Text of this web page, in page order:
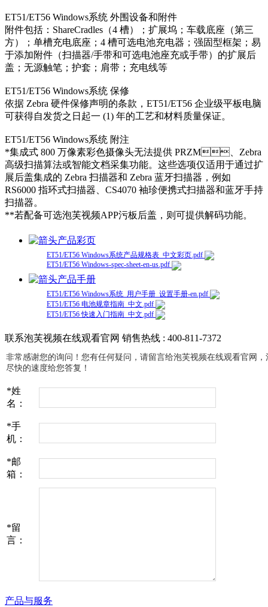
ET51/ET56 Windows系统 外围设备和附件
附件包括：ShareCradles（4 槽）；扩展坞；车载底座（第三
方）；单槽充电底座；4 槽可选电池充电器；强固型框架；易
于添加附件（扫描器/手带和可选电池座充或手带）的扩展后
盖；无源触笔；护套；肩带；充电线等
ET51/ET56 Windows系统 保修
依据 Zebra 硬件保修声明的条款，ET51/ET56 企业级平板电脑
可获得自发货之日起一 (1) 年的工艺和材料质量保证。
ET51/ET56 Windows系统 附注
*集成式 800 万像素彩色摄像头无法提供 PRZM、Zebra
高级扫描算法或智能文档采集功能。这些选项仅适用于通过扩
展后盖集成的 Zebra 扫描器和 Zebra 蓝牙扫描器，例如
RS6000 指环式扫描器、CS4070 袖珍便携式扫描器和蓝牙手持
扫描器。
**若配备可选泡芙视频APP污板后盖，则可提供解码功能。
产品彩页
ET51/ET56 Windows系统产品规格表_中文彩页.pdf
ET51/ET56 Windows-spec-sheet-en-us.pdf
产品手册
ET51/ET56 Windows系统_用户手册_设置手册-en.pdf
ET51/ET56 电池规章指南_中文.pdf
ET51/ET56 快速入门指南_中文.pdf
联系泡芙视频在线观看官网 销售热线 : 400-811-7372
非常感谢您的询问！您有任何疑问，请留言给泡芙视频在线观看官网
尽快的速度给您答复！
*姓
名：
*手
机：
*邮
箱：
*留
言：
产品与服务